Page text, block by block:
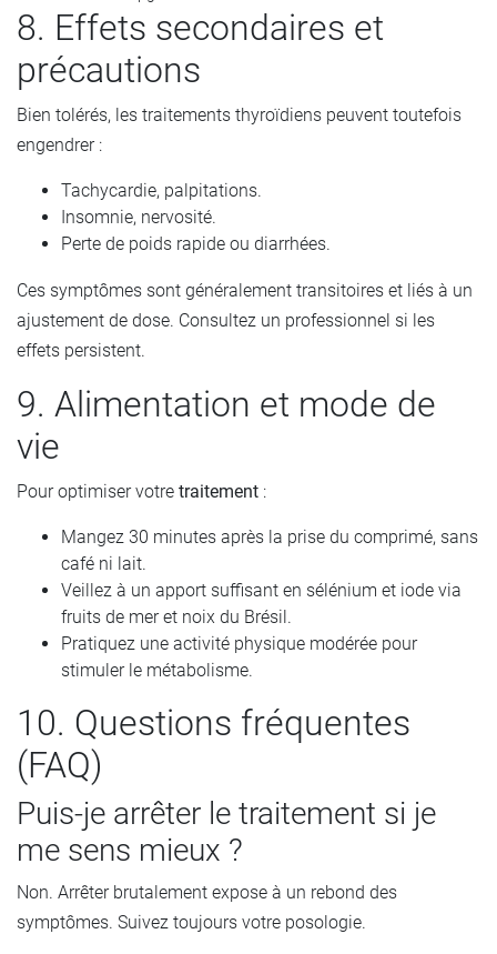
8. Effets secondaires et
précautions
Bien tolérés, les traitements thyroïdiens peuvent toutefois
engendrer :
Tachycardie, palpitations.
Insomnie, nervosité.
Perte de poids rapide ou diarrhées.
Ces symptômes sont généralement transitoires et liés à un
ajustement de dose. Consultez un professionnel si les
effets persistent.
9. Alimentation et mode de
vie
Pour optimiser votre traitement :
Mangez 30 minutes après la prise du comprimé, sans
café ni lait.
Veillez à un apport suffisant en sélénium et iode via
fruits de mer et noix du Brésil.
Pratiquez une activité physique modérée pour
stimuler le métabolisme.
10. Questions fréquentes
(FAQ)
Puis-je arrêter le traitement si je
me sens mieux ?
Non. Arrêter brutalement expose à un rebond des
symptômes. Suivez toujours votre posologie.